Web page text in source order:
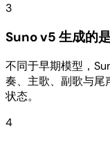
3
Suno v5 生成的
不同于早期模型，
奏、主歌、副歌与尾
状态。
4